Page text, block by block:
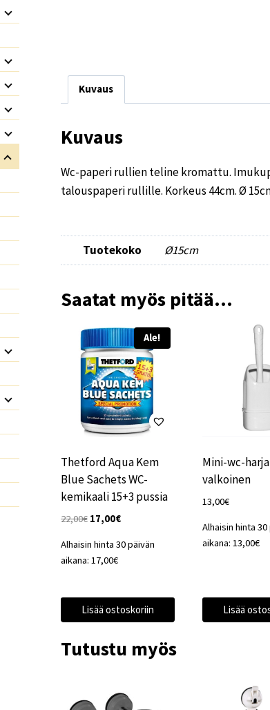
Kuvaus
Kuvaus
Wc-paperi rullien teline kromattu.
talouspaperi rullille. Korkeus 44cm.Ø
Tuotekoko Ø15cm
Saatat myös pitää...
Ale!
Thetford Aqua Kem
Blue Sachets WC-
kemikaali 15+3 pussia
22,00€ Alkuperäinen
oli:
22,00€.
17,00€Nykyinen
on:
Alhaisin hinta 30 päivän
aikana: 17,00€
Lisää ostoskoriin
Mini-wc-harja
valkoinen
13,00€
Alhaisin hinta 30
aikana: 13,00€
Lisää
Tutustu myös